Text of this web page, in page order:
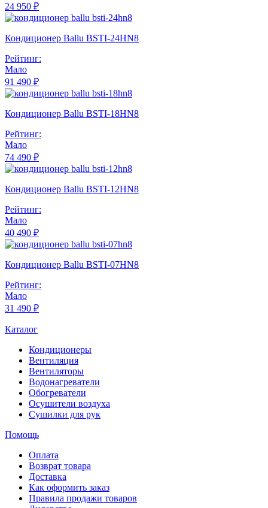
24 950 ₽
Кондиционер Ballu BSTI-24HN8
Рейтинг:
Мало
91 490 ₽
Кондиционер Ballu BSTI-18HN8
Рейтинг:
Мало
74 490 ₽
Кондиционер Ballu BSTI-12HN8
Рейтинг:
Мало
40 490 ₽
Кондиционер Ballu BSTI-07HN8
Рейтинг:
Мало
31 490 ₽
Каталог
Кондиционеры
Вентиляция
Вентиляторы
Водонагреватели
Обогреватели
Осушители воздуха
Сушилки для рук
Помощь
Оплата
Возврат товара
Доставка
Как оформить заказ
Правила продажи товаров